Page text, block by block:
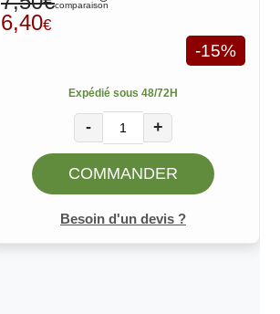
comparaison
6,40€
-15%
Expédié sous 48/72H
- +
COMMANDER
Besoin d'un devis ?